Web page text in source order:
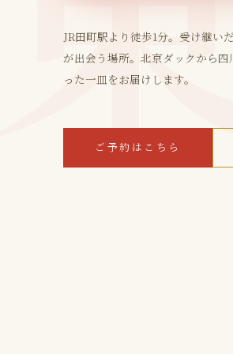
JR田町駅より徒歩1分。受け継い
が出会う場所。北京ダックから
った一皿をお届けします。
ご予約はこちら